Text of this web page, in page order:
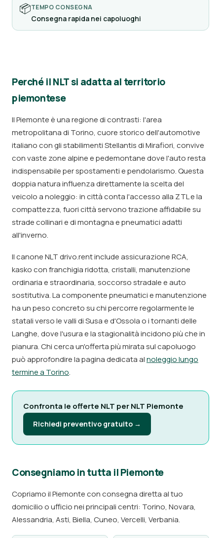
📦TEMPO CONSEGNA
Consegna rapida nei capoluoghi
Perché il NLT si adatta al territorio
piemontese
Il Piemonte è una regione di contrasti: l'area
metropolitana di Torino, cuore storico dell'automotive
italiano con gli stabilimenti Stellantis di Mirafiori, convive
con vaste zone alpine e pedemontane dove l'auto resta
indispensabile per spostamenti e pendolarismo. Questa
doppia natura influenza direttamente la scelta del
veicolo a noleggio: in città conta l'accesso alla ZTL e la
compattezza, fuori città servono trazione affidabile su
strade collinari e di montagna e pneumatici adatti
all'inverno.
Il canone NLT drivo.rent include assicurazione RCA,
kasko con franchigia ridotta, cristalli, manutenzione
ordinaria e straordinaria, soccorso stradale e auto
sostitutiva. La componente pneumatici e manutenzione
ha un peso concreto su chi percorre regolarmente le
statali verso le valli di Susa e d'Ossola o i tornanti delle
Langhe, dove l'usura e la stagionalità incidono più che in
pianura. Chi cerca un'offerta più mirata sul capoluogo
può approfondire la pagina dedicata alnoleggio lungo
termine a Torino.
Confronta le offerte NLT per NLT Piemonte
Richiedi preventivo gratuito →
Consegniamo in tutta il Piemonte
Copriamo il Piemonte con consegna diretta al tuo
domicilio o ufficio nei principali centri: Torino, Novara,
Alessandria, Asti, Biella, Cuneo, Vercelli, Verbania.